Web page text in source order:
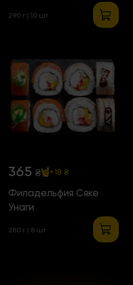
290 г | 10 шт
365 ₴ +18 ₴
Филадельфия Сяке
Унаги
280 г | 8 шт